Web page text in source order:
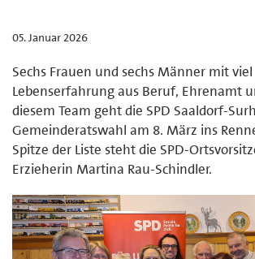
05. Januar 2026
Sechs Frauen und sechs Männer mit viel
Lebenserfahrung aus Beruf, Ehrenamt
diesem Team geht die SPD Saaldorf-
Gemeinderatswahl am 8. März ins
Spitze der Liste steht die SPD-
Erzieherin Martina Rau-Schindler.